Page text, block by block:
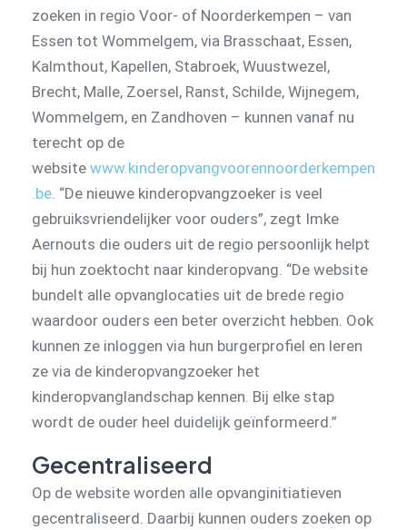
zoeken in regio Voor- of Noorderkempen – van
Essen tot Wommelgem, via Brasschaat, Essen,
Kalmthout, Kapellen, Stabroek, Wuustwezel,
Brecht, Malle, Zoersel, Ranst, Schilde, Wijnegem,
Wommelgem, en Zandhoven – kunnen vanaf nu
terecht op de
website www.kinderopvangvoorennoorderkempen
.be . “De nieuwe kinderopvangzoeker is veel
gebruiksvriendelijker voor ouders”, zegt Imke
Aernouts die ouders uit de regio persoonlijk helpt
bij hun zoektocht naar kinderopvang. “De website
bundelt alle opvanglocaties uit de brede regio
waardoor ouders een beter overzicht hebben. Ook
kunnen ze inloggen via hun burgerprofiel en leren
ze via de kinderopvangzoeker het
kinderopvanglandschap kennen. Bij elke stap
wordt de ouder heel duidelijk geïnformeerd.”
Gecentraliseerd
Op de website worden alle opvanginitiatieven
gecentraliseerd. Daarbij kunnen ouders zoeken op